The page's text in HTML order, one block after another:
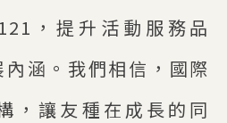
，提升活動服務品
涵。我們相信，國際
，讓友種在成長的同